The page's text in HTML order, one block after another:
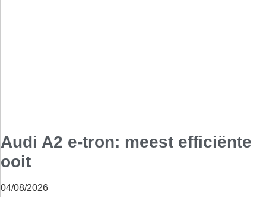
Audi A2 e-tron: meest efficiënte
ooit
04/08/2026